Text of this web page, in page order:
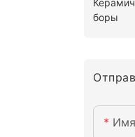
боры
Имя